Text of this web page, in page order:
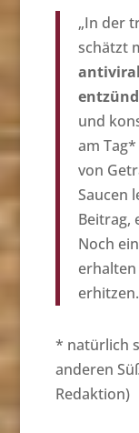
„In der
schätzt
und
am
von
Saucen
Beitrag,
Noch
erhalten
* natürlich
anderen
Redaktion)